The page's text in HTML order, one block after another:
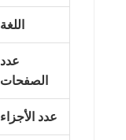
اللغة
عدد
الصفحات
عدد الأجزاء